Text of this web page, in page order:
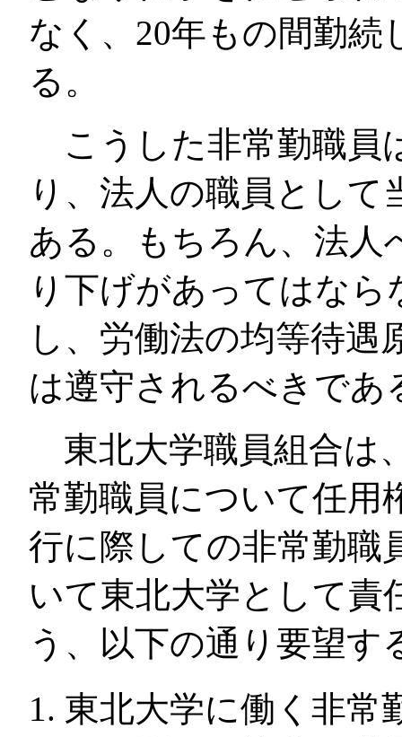
なく、20年もの間勤続
る。
こうした非常勤職員
り、法人の職員とし
ある。もちろん、法人
り下げがあってはな
し、労働法の均等待遇
は遵守されるべきであ
東北大学職員組合は
常勤職員について任用
行に際しての非常勤職
いて東北大学として責
う、以下の通り要望す
東北大学に働く非常